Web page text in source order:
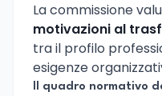
La commissione
motivazioni al
tra il profilo
esigenze
Il quadro normativo